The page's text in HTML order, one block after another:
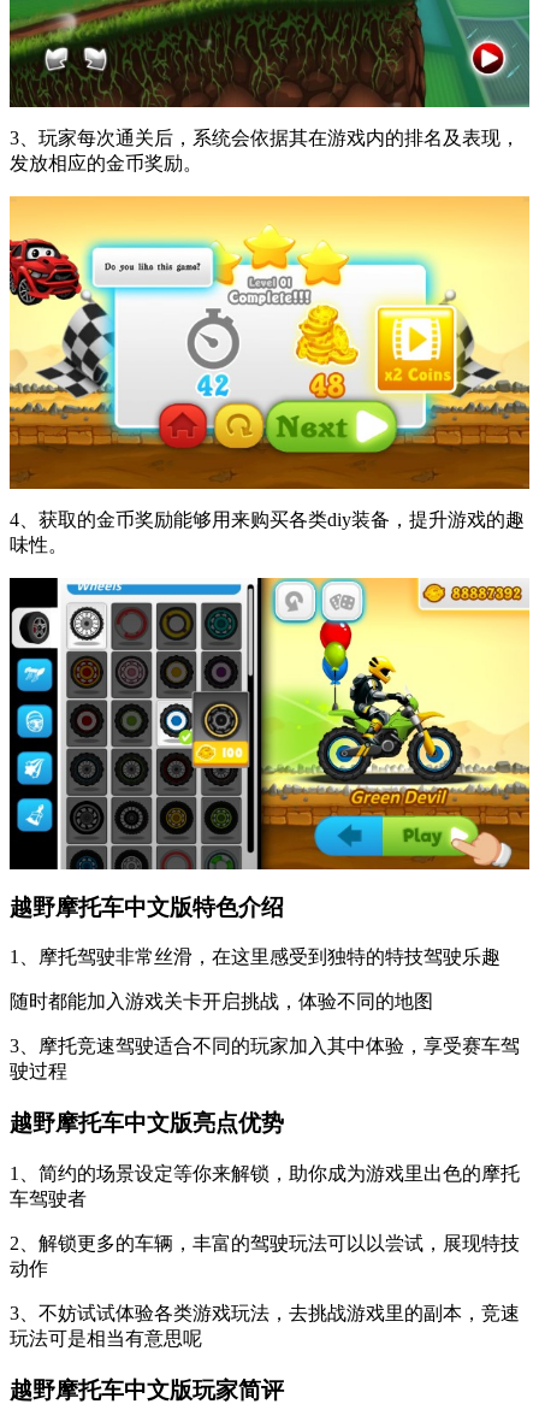
3、玩家每次通关后，系统会依据其在游戏内的排名及表现，
发放相应的金币奖励。
4、获取的金币奖励能够用来购买各类diy装备，提升游戏的趣
味性。
越野摩托车中文版特色介绍
1、摩托驾驶非常丝滑，在这里感受到独特的特技驾驶乐趣
随时都能加入游戏关卡开启挑战，体验不同的地图
3、摩托竞速驾驶适合不同的玩家加入其中体验，享受赛车驾
驶过程
越野摩托车中文版亮点优势
1、简约的场景设定等你来解锁，助你成为游戏里出色的摩托
车驾驶者
2、解锁更多的车辆，丰富的驾驶玩法可以以尝试，展现特技
动作
3、不妨试试体验各类游戏玩法，去挑战游戏里的副本，竞速
玩法可是相当有意思呢
越野摩托车中文版玩家简评